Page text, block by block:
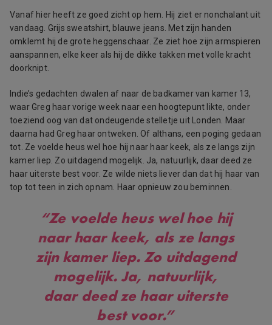
Vanaf hier heeft ze goed zicht op hem. Hij ziet er nonchalant uit
vandaag. Grijs sweatshirt, blauwe jeans. Met zijn handen
omklemt hij de grote heggenschaar. Ze ziet hoe zijn armspieren
aanspannen, elke keer als hij de dikke takken met volle kracht
doorknipt.
Indie’s gedachten dwalen af naar de badkamer van kamer 13,
waar Greg haar vorige week naar een hoogtepunt likte, onder
toeziend oog van dat ondeugende stelletje uit Londen. Maar
daarna had Greg haar ontweken. Of althans, een poging gedaan
tot. Ze voelde heus wel hoe hij naar haar keek, als ze langs zijn
kamer liep. Zo uitdagend mogelijk. Ja, natuurlijk, daar deed ze
haar uiterste best voor. Ze wilde niets liever dan dat hij haar van
top tot teen in zich opnam. Haar opnieuw zou beminnen.
“Ze voelde heus wel hoe hij
naar haar keek, als ze langs
zijn kamer liep. Zo uitdagend
mogelijk. Ja, natuurlijk,
daar deed ze haar uiterste
best voor.”